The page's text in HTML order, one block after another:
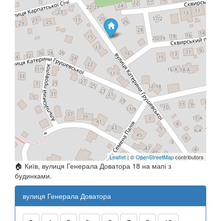
Leaflet | ©OpenStreetMapcontributors
🏠 Київ, вулиця Генерала Доватора 18 на мапі з
будинками.
вулиця Генерала Доватора